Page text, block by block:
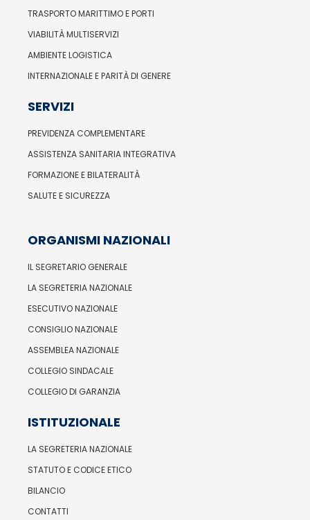
TRASPORTO MARITTIMO E PORTI
VIABILITÀ MULTISERVIZI
AMBIENTE LOGISTICA
INTERNAZIONALE E PARITÀ DI GENERE
SERVIZI
PREVIDENZA COMPLEMENTARE
ASSISTENZA SANITARIA INTEGRATIVA
FORMAZIONE E BILATERALITÀ
SALUTE E SICUREZZA
ORGANISMI NAZIONALI
IL SEGRETARIO GENERALE
LA SEGRETERIA NAZIONALE
ESECUTIVO NAZIONALE
CONSIGLIO NAZIONALE
ASSEMBLEA NAZIONALE
COLLEGIO SINDACALE
COLLEGIO DI GARANZIA
ISTITUZIONALE
LA SEGRETERIA NAZIONALE
STATUTO E CODICE ETICO
BILANCIO
CONTATTI